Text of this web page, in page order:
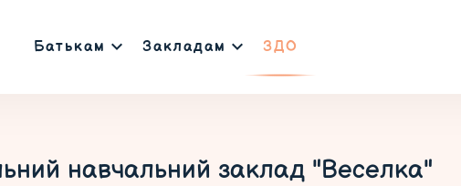
Батькам Закладам ЗДО
навчальний заклад "Веселка"